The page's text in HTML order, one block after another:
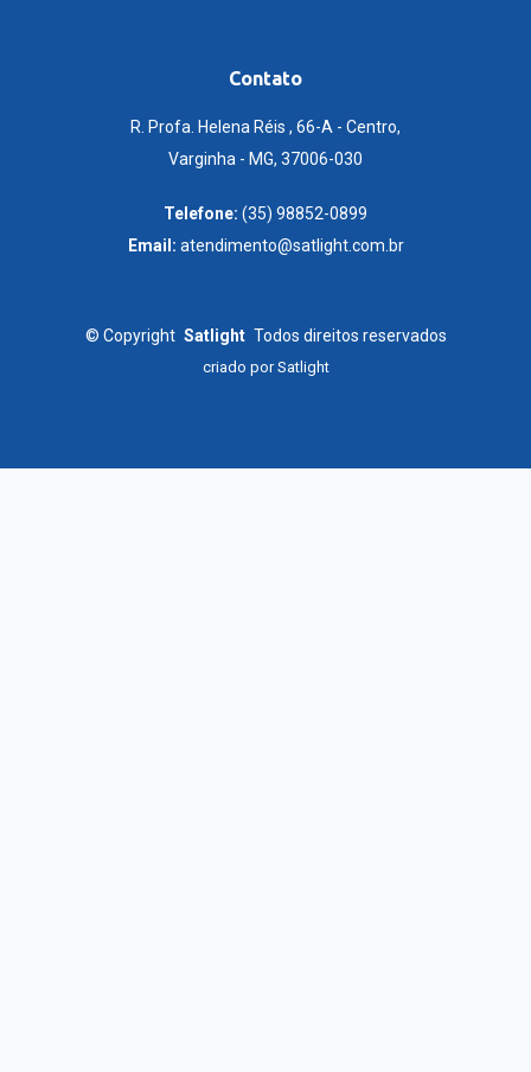
Contato
R. Profa. Helena Réis , 66-A - Centro,
Varginha - MG, 37006-030
Telefone: (35) 98852-0899
Email: atendimento@satlight.com.br
© Copyright Satlight Todos direitos reservados
criado porSatlight